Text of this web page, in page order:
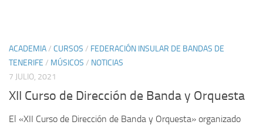
ACADEMIA/ CURSOS / FEDERACIÓN INSULAR DE BANDAS DE
TENERIFE / MÚSICOS / NOTICIAS
7 JULIO, 2021
XII Curso de Dirección de Banda y Orquesta
El «XII Curso de Dirección de Banda y Orquesta» organizado